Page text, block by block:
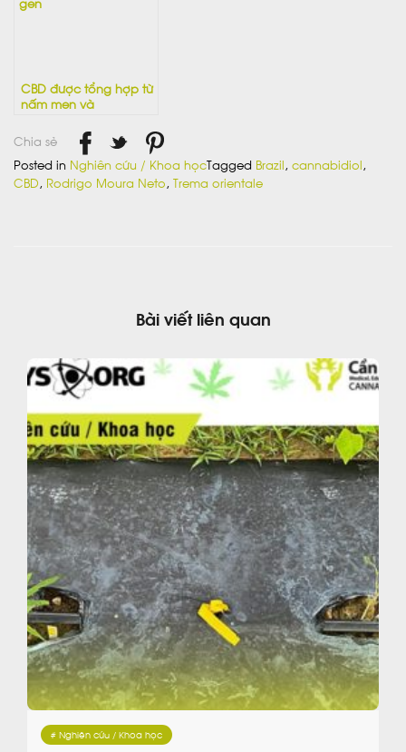
CBD được tổng hợp từ
nấm men và
gen
Chia sẻ
Posted in Nghiên cứu / Khoa họcTagged Brazil, cannabidiol,
CBD, Rodrigo Moura Neto, Trema orientale
Bài viết liên quan
# Nghiên cứu / Khoa học